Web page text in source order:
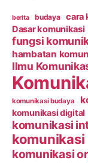
berita budaya cara
Dasar komunikasi
fungsi
hambatan
Ilmu
komunikasi budaya
komunikasi digital
komunikasi
komunikasi
komunikasi